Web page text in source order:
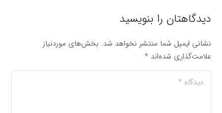
دیدگاهتان را بنویسید
نشانی ایمیل شما منتشر نخواهد شد. بخش‌های موردنیاز
علامت‌گذاری شده‌اند*